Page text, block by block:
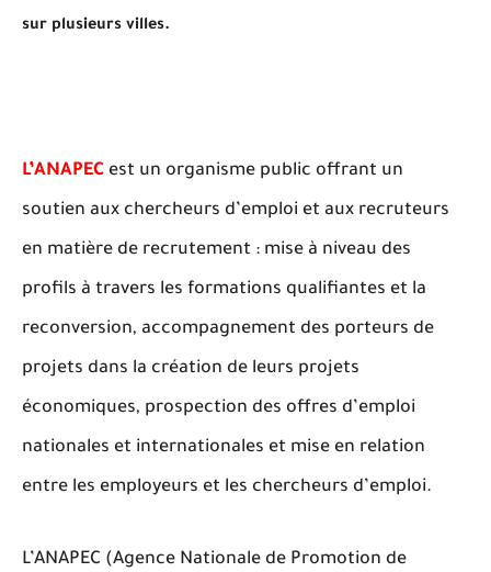
sur plusieurs villes.
L’ANAPEC est un organisme public offrant un
soutien aux chercheurs d’emploi et aux recruteurs
en matière de recrutement : mise à niveau des
profils à travers les formations qualifiantes et la
reconversion, accompagnement des porteurs de
projets dans la création de leurs projets
économiques, prospection des offres d’emploi
nationales et internationales et mise en relation
entre les employeurs et les chercheurs d’emploi.
L’ANAPEC (Agence Nationale de Promotion de